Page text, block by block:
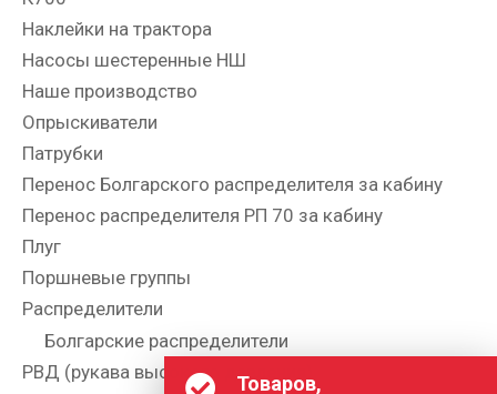
Товаров,
Наклейки на трактора
Насосы шестеренные НШ
Наше производство
Опрыскиватели
Патрубки
Перенос Болгарского распределителя за кабину
Перенос распределителя РП 70 за кабину
Плуг
Поршневые группы
Распределители
Болгарские распределители
РВД (рукава высокого давления)